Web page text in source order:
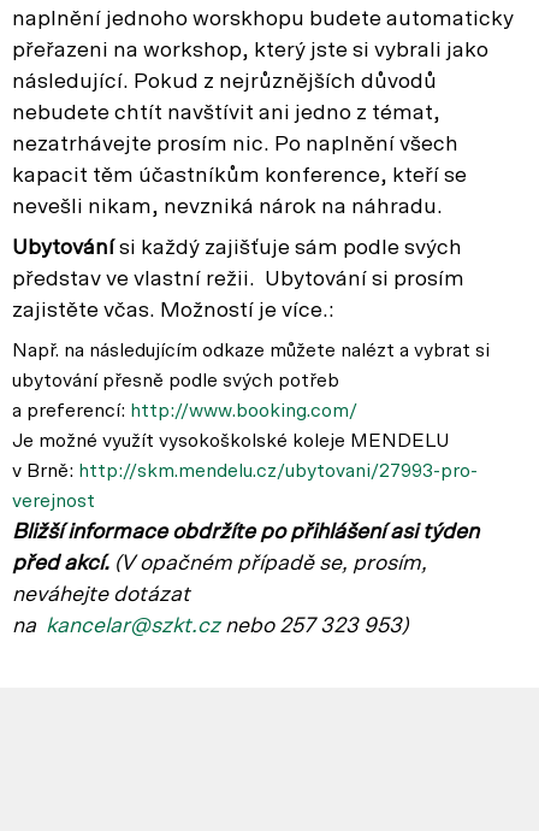
naplnění jednoho worskhopu budete automaticky
přeřazeni na workshop, který jste si vybrali jako
následující. Pokud z nejrůznějších důvodů
nebudete chtít navštívit ani jedno z témat,
nezatrhávejte prosím nic. Po naplnění všech
kapacit těm účastníkům konference, kteří se
nevešli nikam, nevzniká nárok na náhradu.
Ubytovánísi každý zajišťuje sám podle svých
představ ve vlastní režii. Ubytování si prosím
zajistěte včas. Možností je více.:
Např. na následujícím odkaze můžete nalézt a vybrat si
ubytování přesně podle svých potřeb
a preferencí: http://www.booking.com/
Je možné využít vysokoškolské koleje MENDELU
v Brně: http://skm.mendelu.cz/ubytovani/27993-pro-
verejnost
Bližší informace obdržíte po přihlášení asi týden
před akcí. (V opačném případě se, prosím,
neváhejte dotázat
na kancelar@szkt.cznebo 257 323 953)